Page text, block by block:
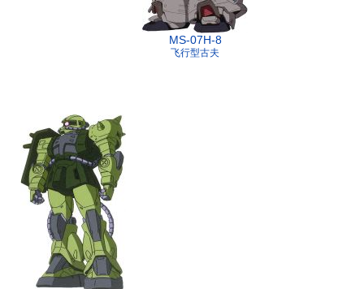
MS-07H-8
飞行型古夫